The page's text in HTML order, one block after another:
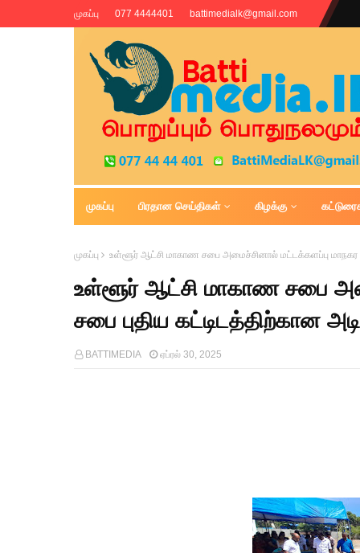
முகப்பு 077 4444401 battimedialk@gmail.com
Battimedia
முகப்பு பிரதான செய்திகள் கிழக்கு
முகப்பு உள்ளூர் ஆட்சி மாகாண சபை அமைச்சினால் மட்டக்களப்பு மாநகர
உள்ளூர் ஆட்சி மாகாண சபை
சபை புதிய கட்டிடத்திற்கான
BATTIMEDIA ஏப்ரல் 30, 2025